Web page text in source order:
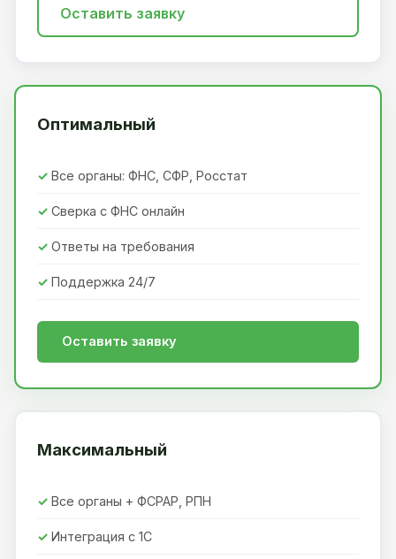
Оставить заявку
Оптимальный
Все органы: ФНС, СФР, Росстат
Сверка с ФНС онлайн
Ответы на требования
Поддержка 24/7
Оставить заявку
Максимальный
Все органы + ФСРАР, РПН
Интеграция с 1С